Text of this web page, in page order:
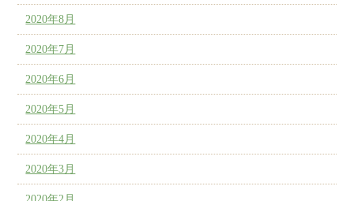
2020年8月
2020年7月
2020年6月
2020年5月
2020年4月
2020年3月